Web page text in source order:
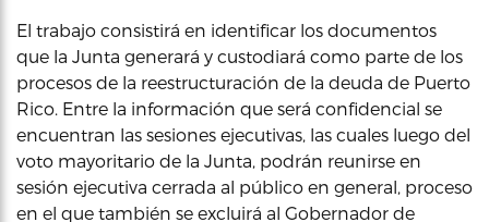
El trabajo consistirá en identificar los documentos
que la Junta generará y custodiará como parte de los
procesos de la reestructuración de la deuda de Puerto
Rico. Entre la información que será confidencial se
encuentran las sesiones ejecutivas, las cuales luego del
voto mayoritario de la Junta, podrán reunirse en
sesión ejecutiva cerrada al público en general, proceso
en el que también se excluirá al Gobernador de